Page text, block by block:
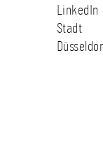
LinkedIn
Stadt